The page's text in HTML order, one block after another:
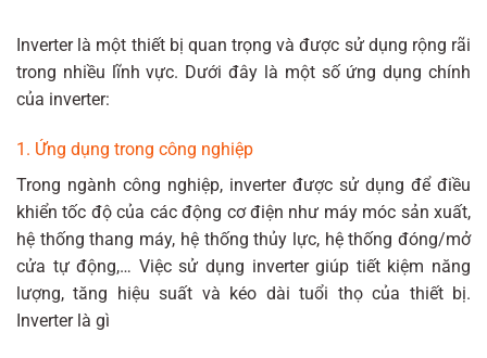
Inverter là một thiết bị quan trọng và được sử dụng rộng rãi
trong nhiều lĩnh vực. Dưới đây là một số ứng dụng chính
của inverter:
1. Ứng dụng trong công nghiệp
Trong ngành công nghiệp, inverter được sử dụng để điều
khiển tốc độ của các động cơ điện như máy móc sản xuất,
hệ thống thang máy, hệ thống thủy lực, hệ thống đóng/mở
cửa tự động,… Việc sử dụng inverter giúp tiết kiệm năng
lượng, tăng hiệu suất và kéo dài tuổi thọ của thiết bị.
Inverter là gì